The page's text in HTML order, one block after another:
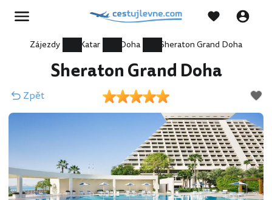
Zájezdy Katar Doha Sheraton Grand Doha
Sheraton Grand Doha
Zpět